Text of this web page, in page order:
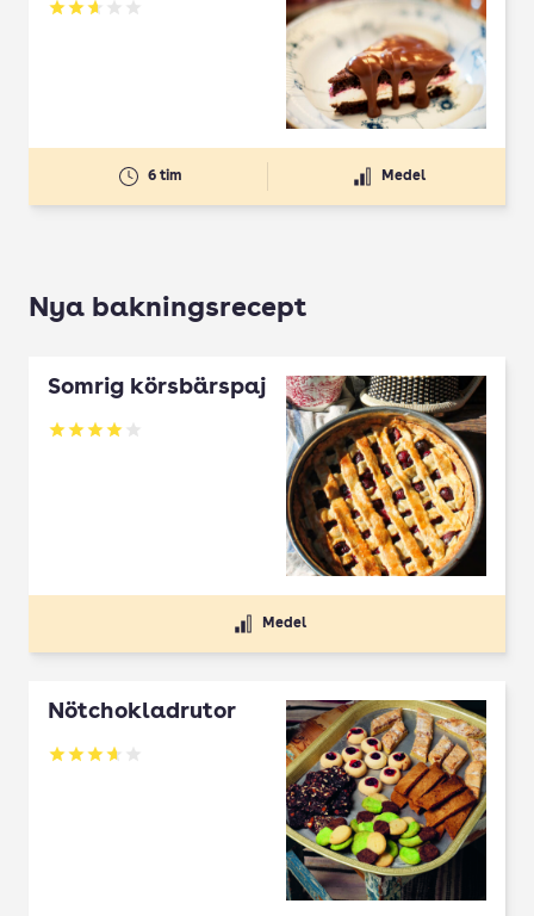
Betyg: 2.67 av 5
6 tim Medel
Nya bakningsrecept
Somrig körsbärspaj
Betyg: 4 av 5
Medel
Nötchokladrutor
Betyg: 3.65 av 5